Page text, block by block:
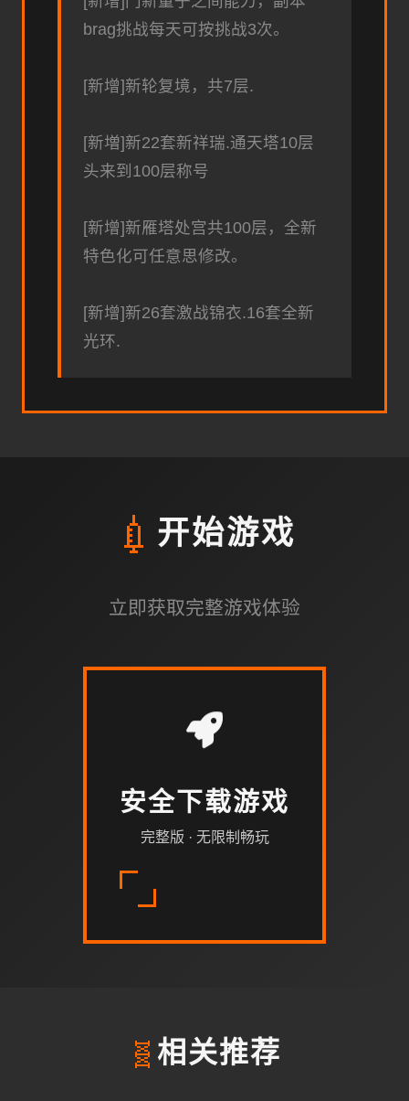
brag挑战每天可按挑战3次。
[新增]新轮复境，共7层.
[新増]新22套新祥瑞.通天塔10层
头来到100层称号
[新增]新雁塔处宫共100层，全新
特色化可任意思修改。
[新增]新26套激战锦衣.16套全新
光环.
💉 开始游戏
立即获取完整游戏体验
安全下载游戏
完整版 · 无限制畅玩
🧬 相关推荐